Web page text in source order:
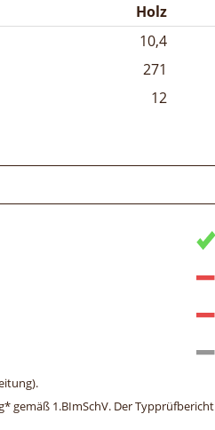
Holz
10,4
271
12
gemäß 1.BImSchV. Der Typprüfbericht